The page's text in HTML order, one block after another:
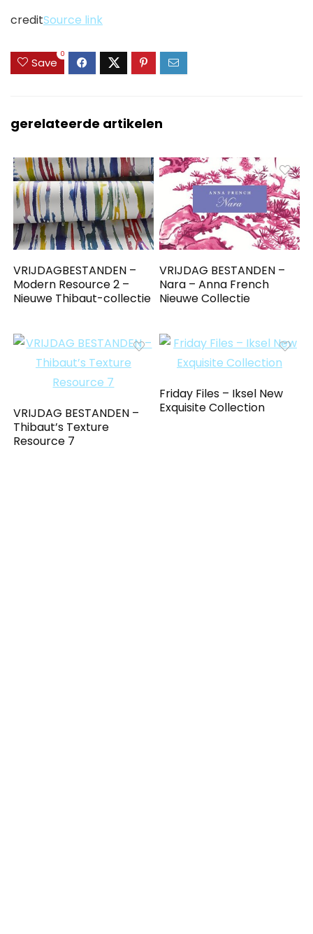
creditSource link
Save
0
gerelateerde artikelen
VRIJDAGBESTANDEN –
Modern Resource 2 –
Nieuwe Thibaut-collectie
VRIJDAG BESTANDEN –
Nara – Anna French
Nieuwe Collectie
VRIJDAG BESTANDEN –
Thibaut’s Texture
Resource 7
Friday Files – Iksel New
Exquisite Collection